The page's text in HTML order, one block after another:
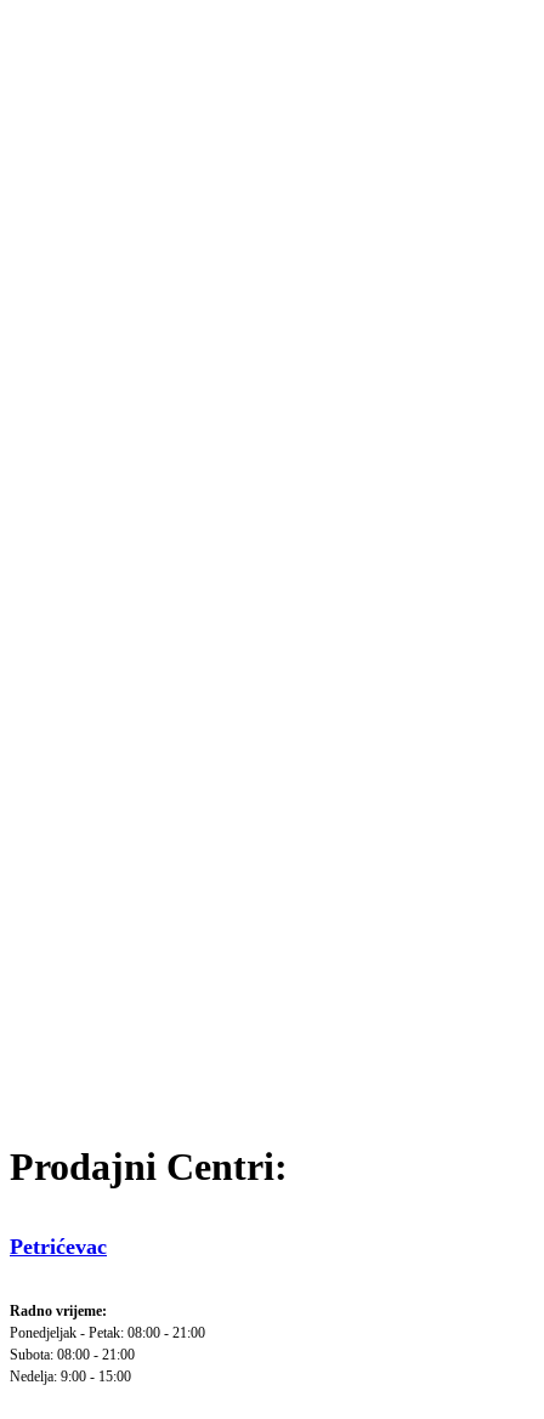
Prodajni Centri:
Petrićevac
Radno vrijeme:
Ponedjeljak - Petak: 08:00 - 21:00
Subota: 08:00 - 21:00
Nedelja: 9:00 - 15:00